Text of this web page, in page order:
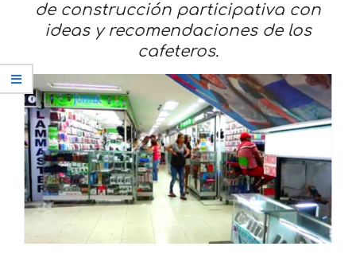
de construcción participativa con
ideas y recomendaciones de los
cafeteros.